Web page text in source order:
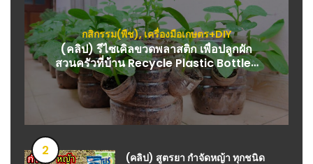
กสิกรรม(พืช),เครื่องมือเกษตร+DIY
(คลิป) รีไซเคิลขวดพลาสติก เพื่อปลูกผัก
สวนครัวที่บ้าน Recycle Plastic Bottles
to Grow Vegetables at Home for
Housewives : วีดีโอ เกษตร
2
(คลิป) สูตรยา กำจัดหญ้า ทุกชนิด